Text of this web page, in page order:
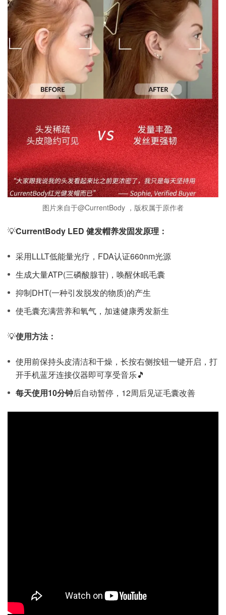
图片来自于@CurrentBody ，版权属于原作者
💡CurrentBody LED 健发帽养发固发原理：
采用LLLT低能量光疗，FDA认证660nm光源
生成大量ATP(三磷酸腺苷)，唤醒休眠毛囊
抑制DHT(一种引发脱发的物质)的产生
使毛囊充满营养和氧气，加速健康秀发新生
💡使用方法：
使用前保持头皮清洁和干燥，长按右侧按钮一键开启，打
开手机蓝牙连接仪器即可享受音乐🎵
每天使用10分钟后自动暂停，12周后见证毛囊改善